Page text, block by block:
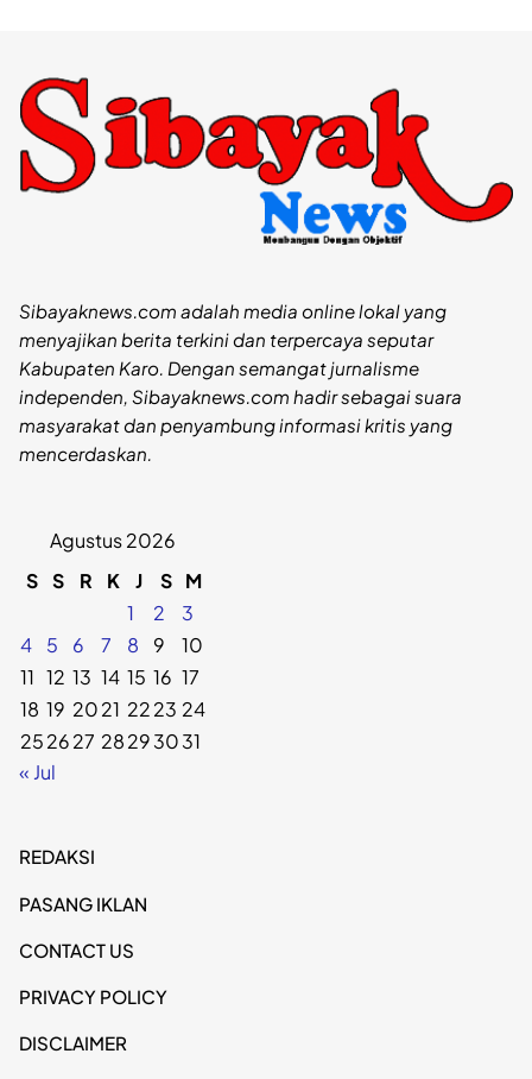
Sibayaknews.com adalah media online lokal yang
menyajikan berita terkini dan terpercaya seputar
Kabupaten Karo. Dengan semangat jurnalisme
independen, Sibayaknews.com hadir sebagai suara
masyarakat dan penyambung informasi kritis yang
mencerdaskan.
Agustus 2026
S S R K J S M
1
2
3
4
5 6 7 8 9
10
11 12 13 14 15 16 17
18 19 2021 2223 24
252627 28293031
« Jul
REDAKSI
PASANG IKLAN
CONTACT US
PRIVACY POLICY
DISCLAIMER